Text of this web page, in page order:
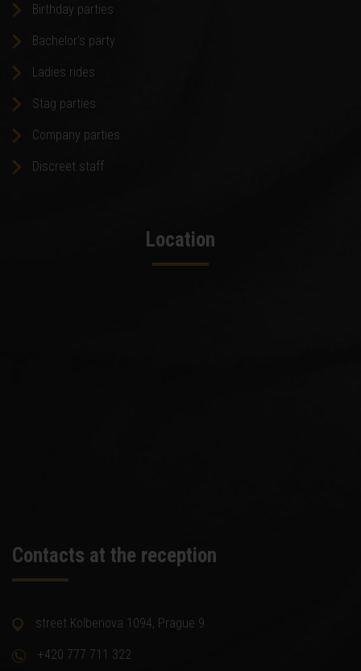
Birthday parties
Bachelor's party
Ladies rides
Stag parties
Company parties
Discreet staff
Location
Contacts at the reception
street Kolbenova 1094, Prague 9
+420 777 711 322